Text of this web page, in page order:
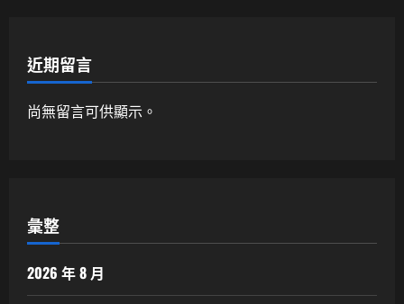
近期留言
尚無留言可供顯示。
彙整
2026 年 8 月